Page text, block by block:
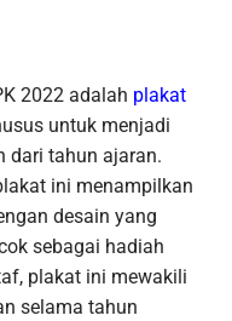
2022 adalah plakat
untuk menjadi
dari tahun ajaran.
ini menampilkan
desain yang
sebagai hadiah
plakat ini mewakili
selama tahun